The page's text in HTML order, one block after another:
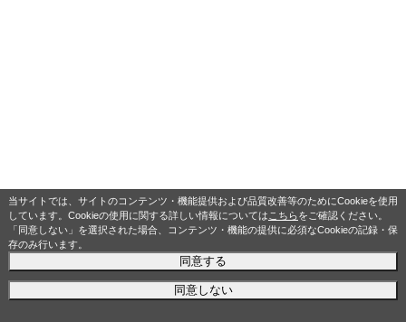
当サイトでは、サイトのコンテンツ・機能提供および品質改善等のためにCookieを使用
しています。Cookieの使用に関する詳しい情報については こちらをご確認ください。
「同意しない」を選択された場合、コンテンツ・機能の提供に必須なCookieの記録・保
存のみ行います。
同意する
同意しない